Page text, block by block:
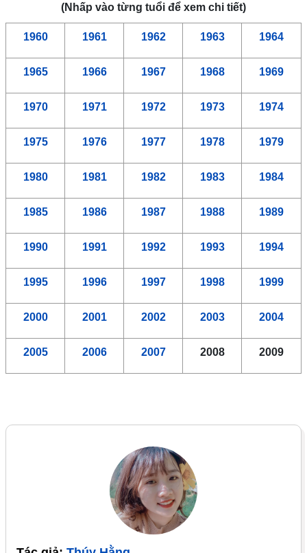
(Nhấp vào từng tuổi để xem chi tiết)
1960 1961 1962 1963 1964
1965 1966 1967 1968 1969
1970 1971 1972 1973 1974
1975 1976 1977 1978 1979
1980 1981 1982 1983 1984
1985 1986 1987 1988 1989
1990 1991 1992 1993 1994
1995 1996 1997 1998 1999
2000 2001 2002 2003 2004
2005 2006 2007 2008 2009